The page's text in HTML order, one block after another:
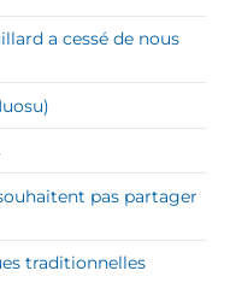
a cessé de nous
pas partager
traditionnelles